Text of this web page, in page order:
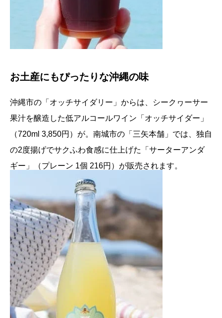
お土産にもぴったりな沖縄の味
沖縄市の「オッチサイダリー」からは、シークヮーサー
果汁を醸造した低アルコールワイン「オッチサイダー」
（720ml 3,850円）が。南城市の「三矢本舗」では、独自
の2度揚げでサクふわ食感に仕上げた「サーターアンダ
ギー」（プレーン 1個 216円）が販売されます。